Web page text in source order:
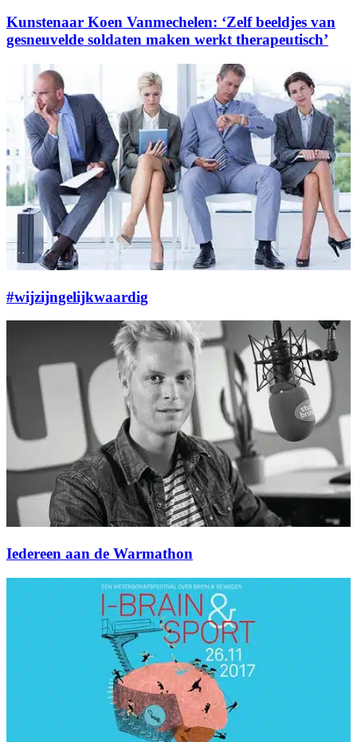
Kunstenaar Koen Vanmechelen: ‘Zelf beeldjes van
gesneuvelde soldaten maken werkt therapeutisch’
#wijzijngelijkwaardig
Iedereen aan de Warmathon